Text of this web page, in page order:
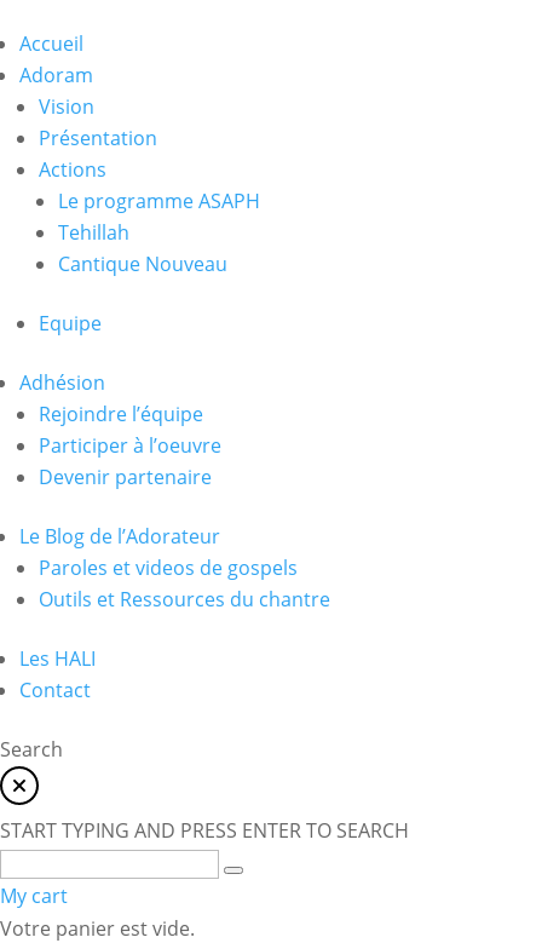
Accueil
Adoram
Vision
Présentation
Actions
Le programme ASAPH
Tehillah
Cantique Nouveau
Equipe
Adhésion
Rejoindre l’équipe
Participer à l’oeuvre
Devenir partenaire
Le Blog de l’Adorateur
Paroles et videos de gospels
Outils et Ressources du chantre
Les HALI
Contact
Search
START TYPING AND PRESS ENTER TO SEARCH
My cart
Votre panier est vide.